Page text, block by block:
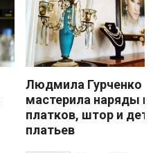
Людмила Гурченко
мастерила наряды
платков, штор и
платьев